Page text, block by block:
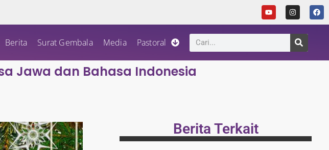
Berita Surat Gembala Media Pastoral
Jawa dan Bahasa Indonesia
Berita Terkait